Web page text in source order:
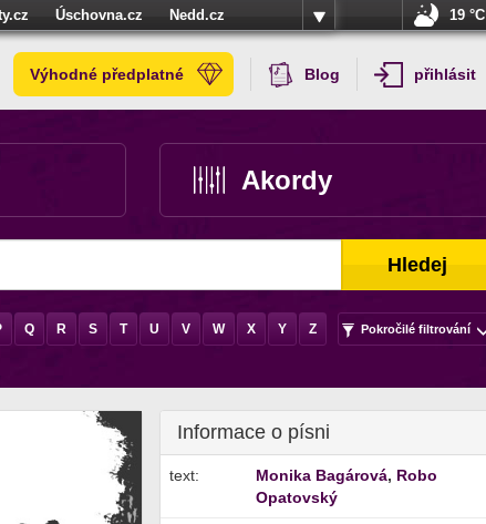
Úschovna.cz
Nedd.cz
19 °C
Výhodné předplatné Blog přihlásit
Akordy
Hledej
Q R S T U V W X Y Z Pokročilé filtrování
Informace o písni
text: Monika Bagárová, Robo
Opatovský